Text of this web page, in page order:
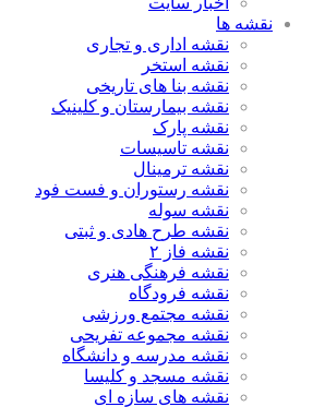
نقشه ها
نقشه اداری و تجاری
نقشه استخر
نقشه بنا های تاریخی
نقشه بیمارستان و کلینیک
نقشه پارک
نقشه تاسیسات
نقشه ترمینال
نقشه رستوران و فست فود
نقشه سوله
نقشه طرح هادی و ثبتی
نقشه فاز ۲
نقشه فرهنگی هنری
نقشه فرودگاه
نقشه مجتمع ورزشی
نقشه مجموعه تفریحی
نقشه مدرسه و دانشگاه
نقشه مسجد و کلیسا
نقشه های سازه ای